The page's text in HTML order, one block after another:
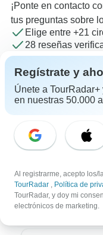
¡Ponte en contacto
tus preguntas sobre
Elige entre +21
28 reseñas
Escríbenos
Llámanos
Regístrate y
Únete a TourRadar+
en nuestras 50.000
Al registrarme, acepto los/
TourRadar , Política de
TourRadar, y doy mi
electrónicos de marketing.